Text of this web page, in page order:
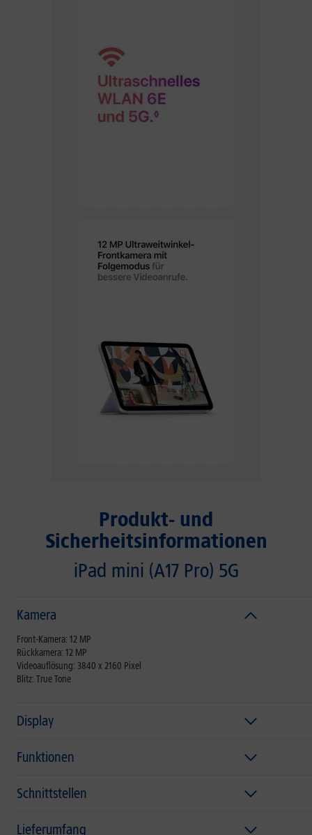
Produkt- und
Sicherheitsinformationen
iPad mini (A17 Pro) 5G
Kamera
Front-Kamera: 12 MP
Rückkamera: 12 MP
Videoauflösung: 3840 x 2160 Pixel
Blitz: True Tone
Display
Funktionen
Schnittstellen
Lieferumfang